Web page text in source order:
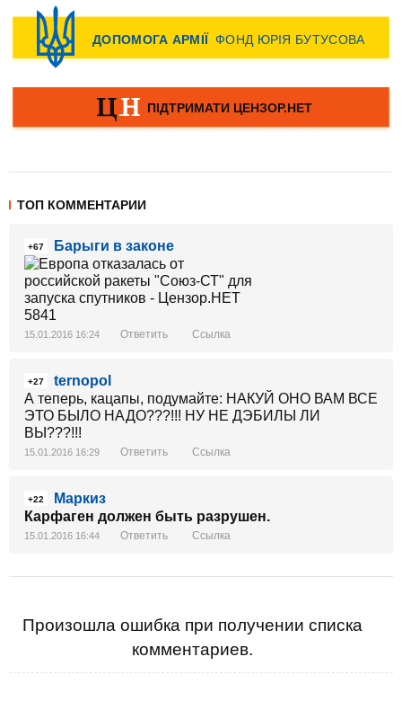
ТОП КОММЕНТАРИИ
+67 Барыги в законе
15.01.2016 16:24 Ответить Ссылка
+27
ternopol
А теперь, кацапы, подумайте: НАКУЙ ОНО ВАМ ВСЕ
ЭТО БЫЛО НАДО???!!! НУ НЕ ДЭБИЛЫ ЛИ
ВЫ???!!!
15.01.2016 16:29 Ответить Ссылка
+22
Маркиз
Карфаген должен быть разрушен.
15.01.2016 16:44 Ответить Ссылка
Произошла ошибка при получении списка
комментариев.